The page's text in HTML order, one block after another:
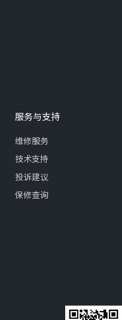
服务与支持
维修服务
技术支持
投诉建议
保修查询